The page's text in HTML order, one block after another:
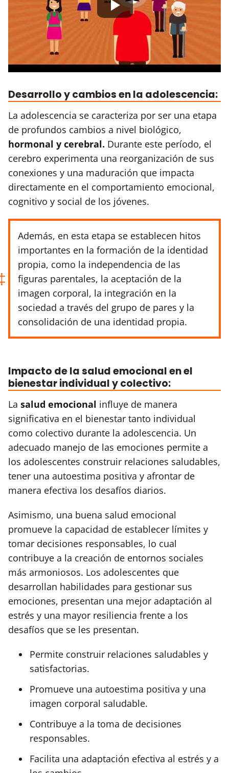
Desarrollo y cambios en la adolescencia:
La adolescencia se caracteriza por ser una etapa
de profundos cambios a nivel biológico,
hormonal y cerebral. Durante este período, el
cerebro experimenta una reorganización de sus
conexiones y una maduración que impacta
directamente en el comportamiento emocional,
cognitivo y social de los jóvenes.
Además, en esta etapa se establecen hitos
importantes en la formación de la identidad
propia, como la independencia de las
figuras parentales, la aceptación de la
imagen corporal, la integración en la
sociedad a través del grupo de pares y la
consolidación de una identidad propia.
Impacto de la salud emocional en el
bienestar individual y colectivo:
La salud emocional influye de manera
significativa en el bienestar tanto individual
como colectivo durante la adolescencia. Un
adecuado manejo de las emociones permite a
los adolescentes construir relaciones saludables,
tener una autoestima positiva y afrontar de
manera efectiva los desafíos diarios.
Asimismo, una buena salud emocional
promueve la capacidad de establecer límites y
tomar decisiones responsables, lo cual
contribuye a la creación de entornos sociales
más armoniosos. Los adolescentes que
desarrollan habilidades para gestionar sus
emociones, presentan una mejor adaptación al
estrés y una mayor resiliencia frente a los
desafíos que se les presentan.
Permite construir relaciones saludables y
satisfactorias.
Promueve una autoestima positiva y una
imagen corporal saludable.
Contribuye a la toma de decisiones
responsables.
Facilita una adaptación efectiva al estrés y a